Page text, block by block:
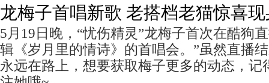
龙梅子首唱新歌 老搭档老猫惊喜
5月19日晚，“忧伤精灵”龙梅子首次在酷狗
辑《岁月里的情诗》的首唱会。”虽然直播
永远在路上，想要获取梅子更多的动态，记